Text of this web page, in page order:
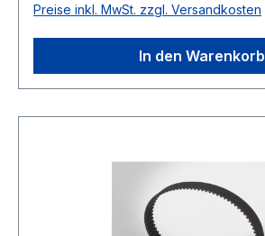
Nettopreis
Preise inkl. MwSt. zzgl. Versandkosten
In den Warenkorb